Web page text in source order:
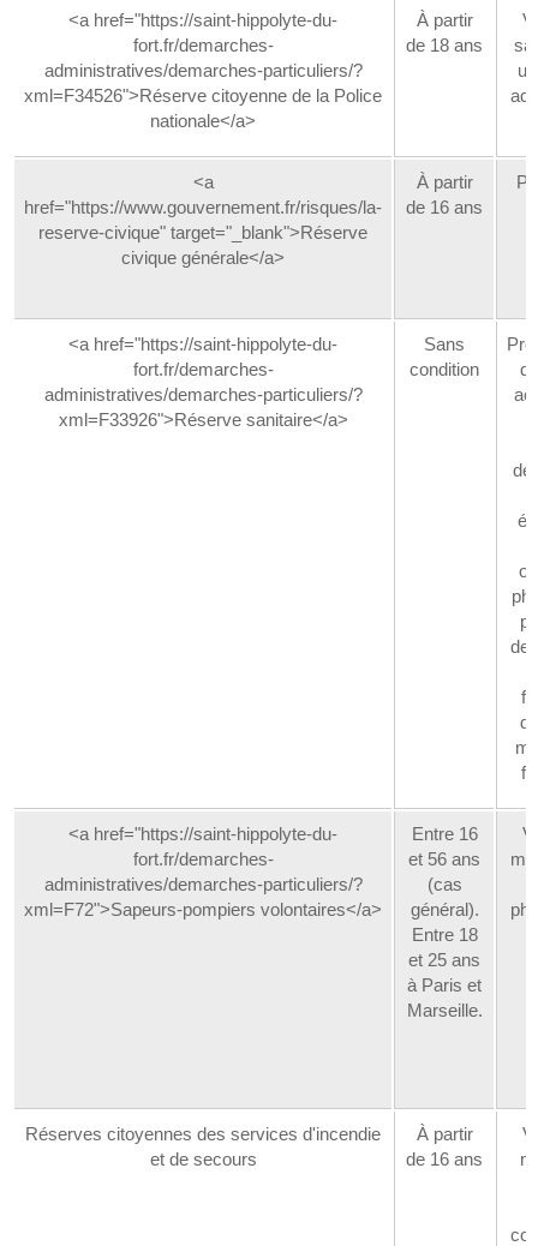
<a href="https://saint-hippolyte-du-
fort.fr/demarches-
administratives/demarches-particuliers/?
xml=F34526">Réserve citoyenne de la Police
nationale</a>
À partir
de 18 ans
<a
href="https://www.gouvernement.fr/risques/la-
reserve-civique" target="_blank">Réserve
civique générale</a>
À partir
de 16 ans
<a href="https://saint-hippolyte-du-
fort.fr/demarches-
administratives/demarches-particuliers/?
xml=F33926">Réserve sanitaire</a>
Sans
condition
<a href="https://saint-hippolyte-du-
fort.fr/demarches-
administratives/demarches-particuliers/?
xml=F72">Sapeurs-pompiers volontaires</a>
Entre 16
et 56 ans
(cas
général).
Entre 18
et 25 ans
à Paris et
Marseille.
Réserves citoyennes des services d'incendie
et de secours
À partir
de 16 ans